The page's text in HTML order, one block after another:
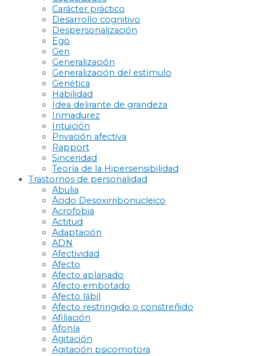
Carácter práctico
Desarrollo cognitivo
Despersonalización
Ego
Gen
Generalización
Generalización del estímulo
Genética
Habilidad
Idea delirante de grandeza
Inmadurez
Intuición
Privación afectiva
Rapport
Sinceridad
Teoría de la Hipersensibilidad
Trastornos de personalidad
Abulia
Ácido Desoxirribonucleico
Acrofobia
Actitud
Adaptación
ADN
Afectividad
Afecto
Afecto aplanado
Afecto embotado
Afecto lábil
Afecto restringido o constreñido
Afiliación
Afonía
Agitación
Agitación psicomotora